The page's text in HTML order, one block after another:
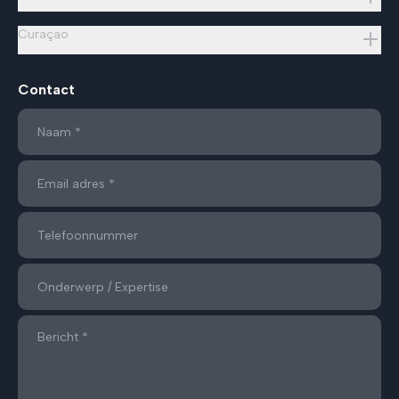
Curaçao
Contact